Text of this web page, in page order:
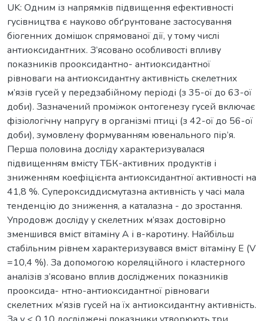
UK: Одним із напрямків підвищення ефективності
гусівництва є науково обґрунтоване застосування
біогенних домішок спрямованої дії, у тому числі
антиоксидантних. З’ясовано особливості впливу
показників прооксидантно- антиоксидантної
рівноваги на антиоксидантну активність скелетних
м’язів гусей у передзабійному періоді (з 35-ої до 63-ої
доби). Зазначений проміжок онтогенезу гусей включає
фізіологічну напругу в організмі птиці (з 42-ої до 56-ої
доби), зумовлену формуванням ювенального пір’я.
Перша половина досліду характеризувалася
підвищенням вмісту ТБК-активних продуктів і
зниженням коефіцієнта антиоксидантної активності на
41,8 %. Супероксиддисмутазна активність у часі мала
тенденцію до зниження, а каталазна - до зростання.
Упродовж досліду у скелетних м’язах достовірно
зменшився вміст вітаміну А і в-каротину. Найбільш
стабільним рівнем характеризувався вміст вітаміну Е (V
=10,4 %). За допомогою кореляційного і кластерного
аналізів з’ясовано вплив досліджених показників
прооксида- нтно-антиоксидантної рівноваги
скелетних м’язів гусей на їх антиоксидантну активність.